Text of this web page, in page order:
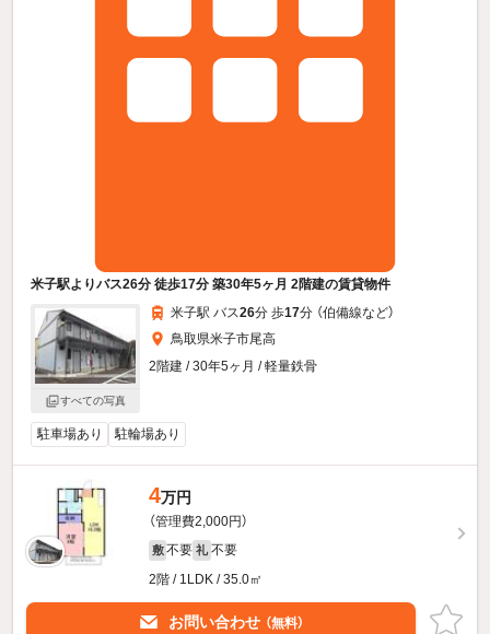
米子駅よりバス26分 徒歩17分 築30年5ヶ月 2階建の賃貸物件
すべての写真
米子駅 バス26分 歩17分 （伯備線など）
鳥取県米子市尾高
2階建 / 30年5ヶ月 / 軽量鉄骨
駐車場あり 駐輪場あり
4万円
（管理費2,000円）
敷 不要 礼 不要
2階 / 1LDK / 35.0㎡
お問い合わせ （無料）